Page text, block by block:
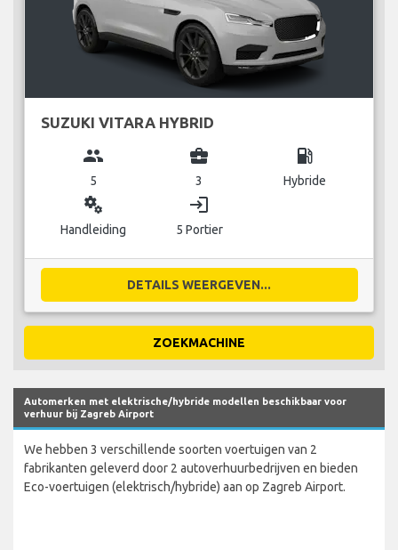
SUZUKI VITARA HYBRID
group
5
business_center
3
local_gas_station
Hybride
miscellaneous_services
Handleiding
login
5 Portier
DETAILS WEERGEVEN...
ZOEKMACHINE
Automerken met elektrische/hybride modellen beschikbaar voor
verhuur bij Zagreb Airport
We hebben 3 verschillende soorten voertuigen van 2
fabrikanten geleverd door 2 autoverhuurbedrijven en bieden
Eco-voertuigen (elektrisch/hybride) aan op Zagreb Airport.